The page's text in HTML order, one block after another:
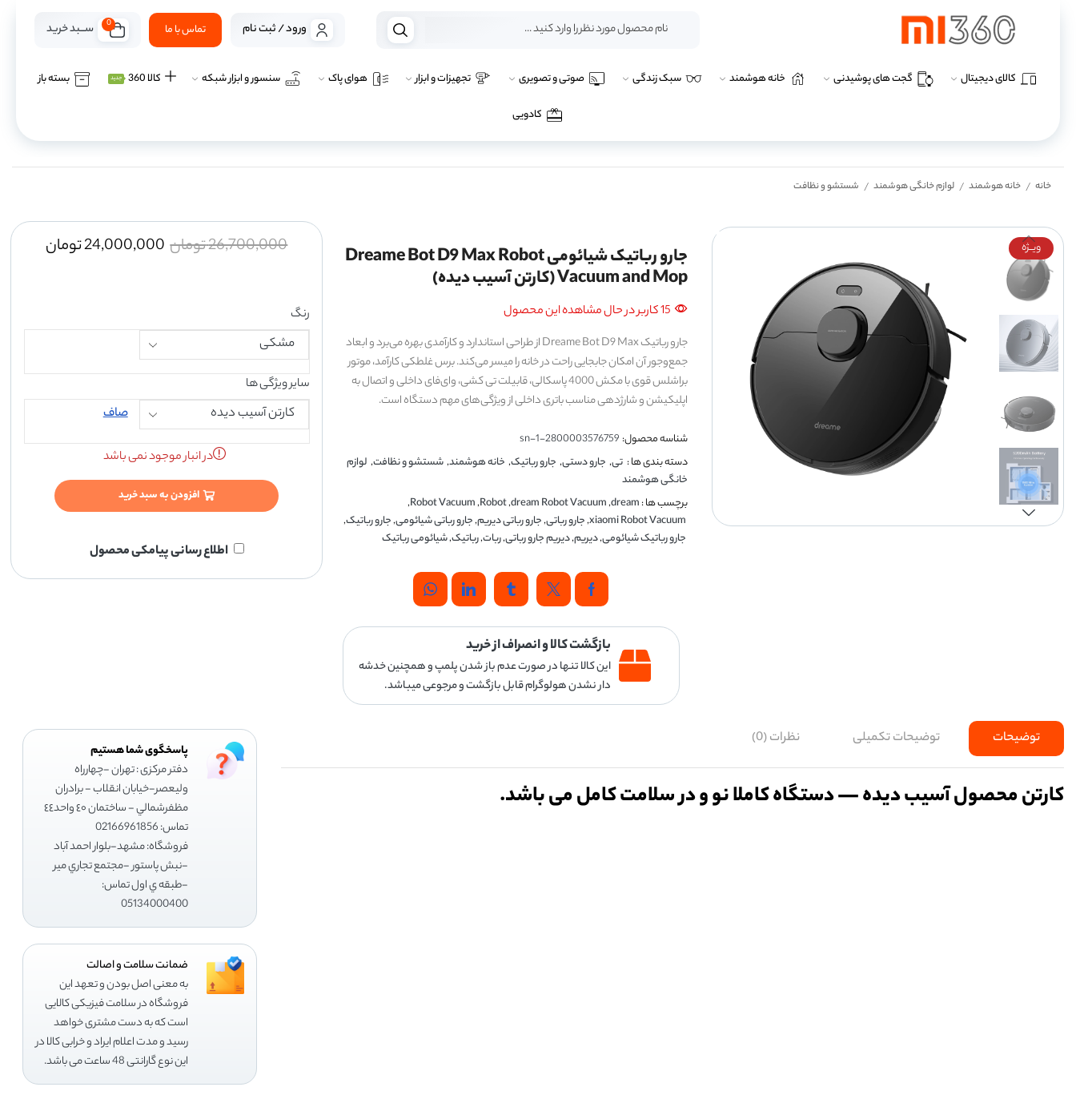
ورود / ثبت نام تماس با ما 0 ســـبد خرید
کالای دیجیتال گجت های پوشیدنی خانه هوشمند سبک زندگی صوتی و تصویری تجهیزات و ابزار هوای پاک سنسور و ابزار شبکه کالا 360 جدید بسته باز
کادویی
خانه / خانه هوشمند / لوازم خانگی هوشمند / شستشو و نظافت
ویــژه جارو رباتیک شیائومی Dreame Bot D9 Max Robot
Vacuum and Mop (کارتن آسیب دیده)
15 کاربر در حال مشاهده این محصول
جارو رباتیک Dreame Bot D9 Max از طراحی استاندارد و کارآمدی بهره می‌برد و ابعاد
جمع‌وجور آن امکان جابجایی راحت در خانه را میسر می‌کند. برس غلطکی کارآمد، موتور
براشلس قوی با مکش 4000 پاسکالی، قابیلت تی کشی، وای‌فای داخلی و اتصال به
اپلیکیشن و شارژدهی مناسب باتری داخلی از ویژگی‌های مهم دستگاه است.
شناسه محصول: 2800003576759-sn-1
دسته بندی ها : تی, جارو دستی, جارو رباتیک, خانه هوشمند, شستشو و نظافت, لوازم
خانگی هوشمند
برچسب ها :dream
,
dream Robot Vacuum
,
Robot
,
Robot Vacuum
,
xiaomi Robot Vacuum
,جارو رباتی,جارو رباتی دیریم,جارو رباتی شیائومی,جارو رباتیک,
جارو رباتیک شیائومی,دیریم,دیریم جارو رباتی,ربات,رباتیک,شیائومی رباتیک
بازگشت کالا و انصراف از خرید
این کالا تنها در صورت عدم باز شدن پلمپ و همچنین خدشه
دار نشدن هولوگرام قابل بازگشت و مرجوعی میباشد.
26,700,000تومان 24,000,000تومان
رنگ
سایر ویژگی ها
صاف
در انبار موجود نمی باشد
افزودن به سبد خرید
اطلاع رسانی پیامکی محصول
توضیحات توضیحات تکمیلی نظرات (0)
کارتن محصول آسیب دیده — دستگاه کاملا نو و در سلامت کامل می باشد.
پاسخگوی شما هستیم
دفتر مرکزی : تهران -چهارراه
وليعصر-خيابان انقلاب - برادران
مظفرشمالي - ساختمان ٤٠ واحد٤٤
تماس: 02166961856
فروشگاه: مشهد-بلوار احمد آباد
-نبش پاستور -مجتمع تجاري مير
-طبقه ي اول تماس:
05134000400
ضمانت سلامت و اصالت
به معنی اصل بودن و تعهد این
فروشگاه در سلامت فیزیکی کالایی
است که به دست مشتری خواهد
رسید و مدت اعلام ایراد و خرابی کالا در
این نوع گارانتی 48 ساعت می باشد.